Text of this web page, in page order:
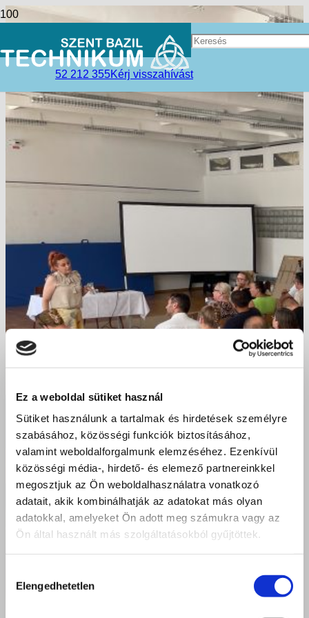
Ez a weboldal sütiket használ
Sütiket használunk a tartalmak és hirdetések személyre
szabásához, közösségi funkciók biztosításához,
valamint weboldalforgalmunk elemzéséhez. Ezenkívül
közösségi média-, hirdető- és elemező partnereinkkel
megosztjuk az Ön weboldalhasználatra vonatkozó
adatait, akik kombinálhatják az adatokat más olyan
adatokkal, amelyeket Ön adott meg számukra vagy az
Ön által használt más szolgáltatásokból gyűjtöttek.
kiválasztása
Elengedhetetlen
52 212 355Kérj visszahívást